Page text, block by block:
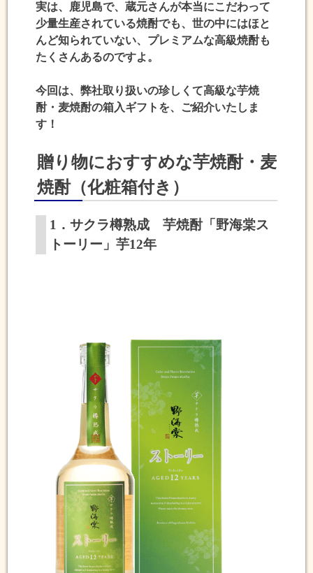
実は、鹿児島で、蔵元さんが本当にこだわって
少量生産されている焼酎でも、世の中にはほと
んど知られていない、プレミアムな高級焼酎も
たくさんあるのですよ。
今回は、弊社取り扱いの珍しくて高級な芋焼
酎・麦焼酎の箱入ギフト を、ご紹介いたしま
す！
贈り物におすすめな芋焼酎・麦
焼酎（化粧箱付き）
1．サクラ樽熟成 芋焼酎「野海棠ス
トーリー」芋12年